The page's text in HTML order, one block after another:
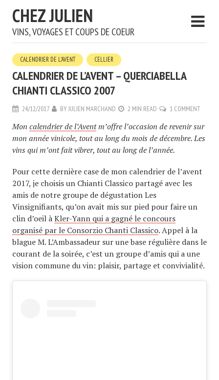
CHEZ JULIEN
VINS, VOYAGES ET COUPS DE COEUR
CALENDRIER DE L'AVENT CELLIER
CALENDRIER DE L’AVENT – QUERCIABELLA
CHIANTI CLASSICO 2007
24/12/2017 BYJULIEN MARCHAND 2 MIN READ 1 COMMENT
Mon calendrier de l’Aventm’offre l’occasion de revenir sur
mon année vinicole, tout au long du mois de décembre. Les
vins qui m’ont fait vibrer, tout au long de l’année.
Pour cette dernière case de mon calendrier de l’avent
2017, je choisis un Chianti Classico partagé avec les
amis de notre groupe de dégustation Les
Vinsignifiants, qu’on avait mis sur pied pour faire un
clin d’oeil àKler-Yann qui a gagné le concours
organisé par le Consorzio Chanti Classico. Appel à la
blague M. L’Ambassadeur sur une base régulière dans le
courant de la soirée, c’est un groupe d’amis qui a une
vision commune du vin: plaisir, partage et convivialité.